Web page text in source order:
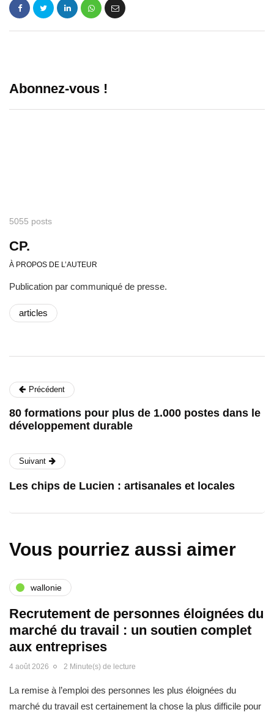
Abonnez-vous !
5055 posts
CP.
À PROPOS DE L’AUTEUR
Publication par communiqué de presse.
articles
Précédent
80 formations pour plus de 1.000 postes dans le
développement durable
Suivant
Les chips de Lucien : artisanales et locales
Vous pourriez aussi aimer
wallonie
Recrutement de personnes éloignées du
marché du travail : un soutien complet
aux entreprises
4 août 2026 2 Minute(s) de lecture
La remise à l’emploi des personnes les plus éloignées du
marché du travail est certainement la chose la plus difficile pour